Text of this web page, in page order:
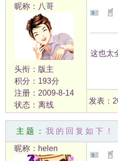
昵称：八哥
头衔：版主
积分：193分
注册：2009-8-14
状态：离线
这也太
发表：
主题： 我的回复如下！
昵称：helen